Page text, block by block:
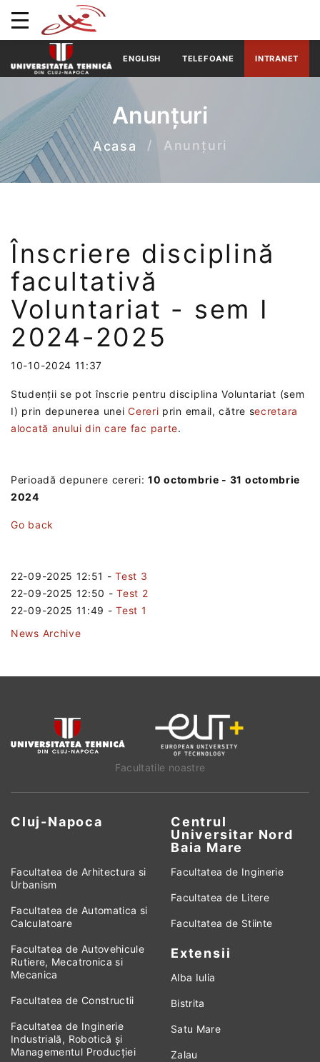
ENGLISH TELEFOANE INTRANET
Anunțuri
Acasa Anunțuri
Înscriere disciplină
facultativă
Voluntariat - sem I
2024-2025
10-10-2024 11:37
Studenții se pot înscrie pentru disciplina Voluntariat (sem
I) prin depunerea uneiCereri prin email, către secretara
alocată anului din care fac parte.
Perioadă depunere cereri:10 octombrie - 31 octombrie
2024
Go back
22-09-2025 12:51 -Test 3
22-09-2025 12:50 -Test 2
22-09-2025 11:49 -Test 1
News Archive
Facultatile noastre
Cluj-Napoca
Centrul
Universitar Nord
Baia Mare
Facultatea de Arhitectura si
Urbanism
Facultatea de Automatica si
Calculatoare
Facultatea de Autovehicule
Rutiere, Mecatronica si
Mecanica
Facultatea de Constructii
Facultatea de Inginerie
Industrială, Robotică și
Managementul Producției
Facultatea de Inginerie
Facultatea de Litere
Facultatea de Stiinte
Extensii
Alba Iulia
Bistrita
Satu Mare
Zalau